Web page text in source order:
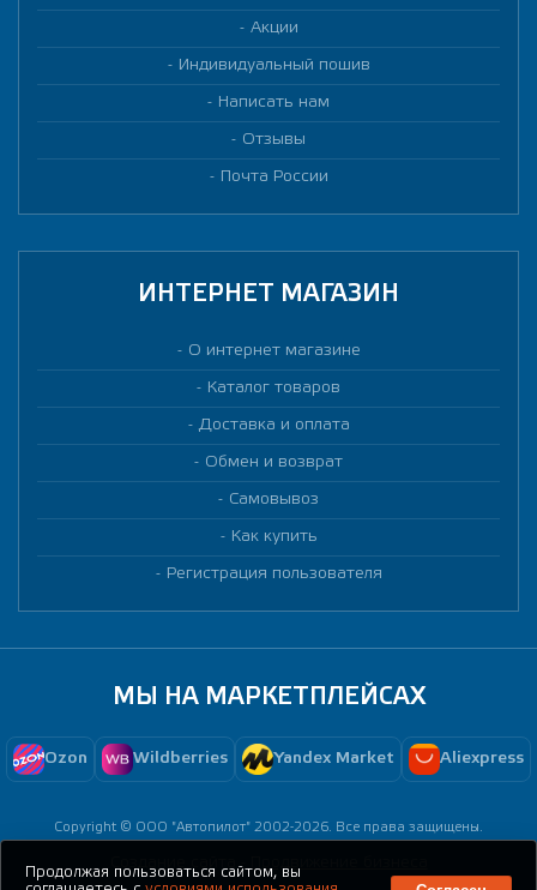
Акции
Индивидуальный пошив
Написать нам
Отзывы
Почта России
ИНТЕРНЕТ МАГАЗИН
О интернет магазине
Каталог товаров
Доставка и оплата
Обмен и возврат
Самовывоз
Как купить
Регистрация пользователя
МЫ НА МАРКЕТПЛЕЙСАХ
Ozon Wildberries Yandex Market Aliexpress
Copyright © ООО "Автопилот" 2002-2026. Все права защищены.
Создание сайта -
Продолжая пользоваться сайтом, вы